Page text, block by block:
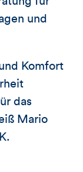
und
Komfort
das
Mario